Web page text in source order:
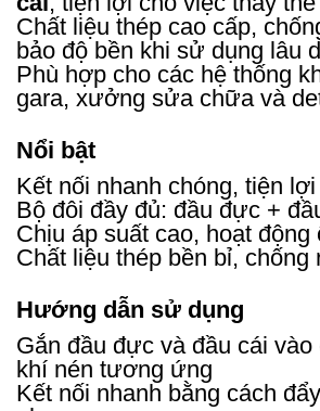
Chất liệu thép cao cấp,
bảo độ bền khi sử dụng lâu
Phù hợp cho các hệ thống
gara, xưởng sửa chữa và
Nổi bật
Kết nối nhanh chóng, tiện lợi
Bộ đôi đầy đủ: đầu đực +
Chịu áp suất cao, hoạt động
Chất liệu thép bền bỉ, chống
Hướng dẫn sử dụng
Gắn đầu đực và đầu cái vào
khí nén tương ứng
Kết nối nhanh bằng cách